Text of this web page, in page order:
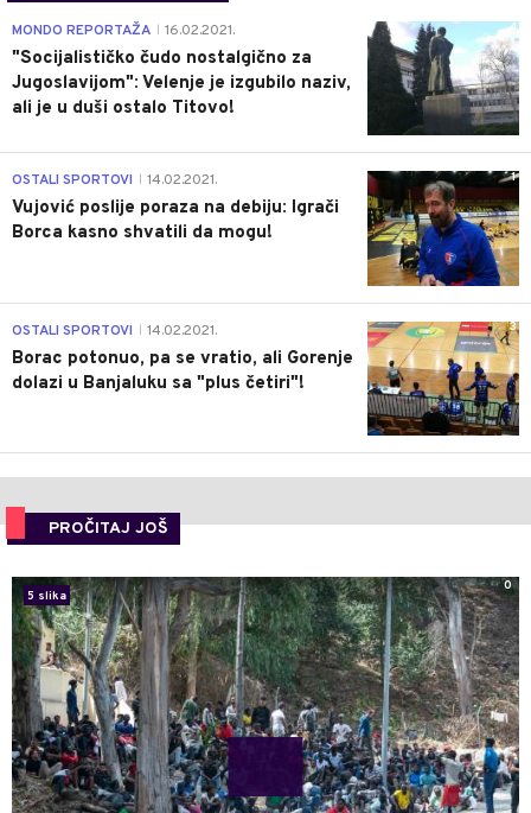
4
MONDO REPORTAŽA 16.02.2021.
"Socijalističko čudo nostalgično za
Jugoslavijom": Velenje je izgubilo naziv,
ali je u duši ostalo Titovo!
1
OSTALI SPORTOVI 14.02.2021.
Vujović poslije poraza na debiju: Igrači
Borca kasno shvatili da mogu!
3
OSTALI SPORTOVI 14.02.2021.
Borac potonuo, pa se vratio, ali Gorenje
dolazi u Banjaluku sa "plus četiri"!
PROČITAJ JOŠ
5 slika
0